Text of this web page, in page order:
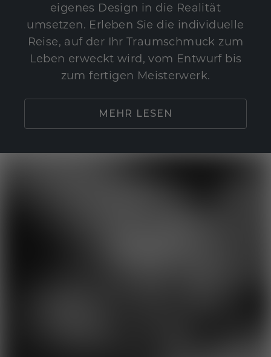
eigenes Design in die Realität
umsetzen. Erleben Sie die individuelle
Reise, auf der Ihr Traumschmuck zum
Leben erweckt wird, vom Entwurf bis
zum fertigen Meisterwerk.
MEHR LESEN